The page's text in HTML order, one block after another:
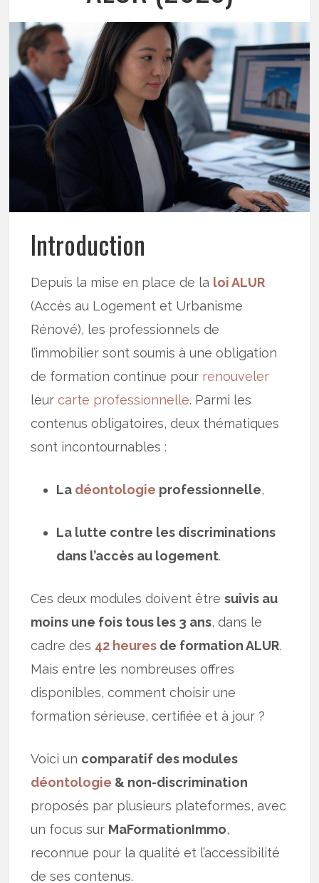
Introduction
Depuis la mise en place de la loi ALUR
(Accès au Logement et Urbanisme
Rénové), les professionnels de
l’immobilier sont soumis à une obligation
de formation continue pour renouveler
leurcarte professionnelle. Parmi les
contenus obligatoires, deux thématiques
sont incontournables :
La déontologie professionnelle,
La lutte contre les discriminations
dans l’accès au logement.
Ces deux modules doivent êtresuivis au
moins une fois tous les 3 ans, dans le
cadre des 42 heures de formation ALUR.
Mais entre les nombreuses offres
disponibles, comment choisir une
formation sérieuse, certifiée et à jour ?
Voici un comparatif des modules
déontologie & non-discrimination
proposés par plusieurs plateformes, avec
un focus sur MaFormationImmo,
reconnue pour la qualité et l’accessibilité
de ses contenus.